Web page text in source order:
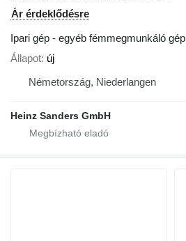
Ár érdeklődésre
Ipari gép - egyéb fémmegmunkáló gép
Állapot új
Németország, Niederlangen
Heinz Sanders GmbH